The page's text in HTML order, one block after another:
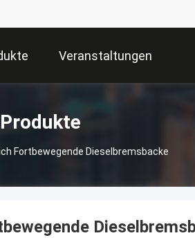
Veranstaltungen
Fortbewegende Dieselbremsbacke